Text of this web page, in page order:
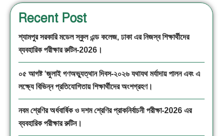
Recent Post
শ্যামপুর সরকারি মডেল স্কুল এন্ড কলেজ, ঢাকা এর নিজস্ব শিক্ষার্থীদের
ব্যবহারিক পরীক্ষার রুটিন-2026।
০৫ আগষ্ট ‘জুলাই গণঅভ্যুত্থান দিবস-২০২৬ যথাযথ মর্যাদায় পালন এবং এ
লক্ষ্যে বিভিন্ন প্রতিযোগিতায় শিক্ষার্থীদের অংশগ্রহণ।
নবম শ্রেণির অর্ধবার্ষিক ও দশম শ্রেণির প্রাকনির্বাচনী পরীক্ষা-2026 এর
ব্যবহারিক পরীক্ষার রুটিন।